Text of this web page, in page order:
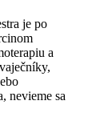
je po
a
nevieme sa